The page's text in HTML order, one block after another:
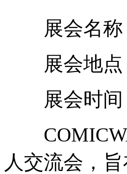
展会名称
展会地点
展会时间：
人交流会，